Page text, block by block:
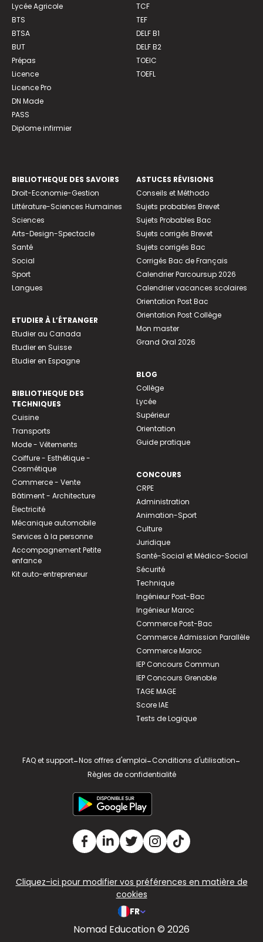
Lycée Agricole
BTS
BTSA
BUT
Prépas
Licence
Licence Pro
DN Made
PASS
Diplome infirmier
TCF
TEF
DELF B1
DELF B2
TOEIC
TOEFL
BIBLIOTHEQUE DES SAVOIRS
Droit-Economie-Gestion
Littérature-Sciences Humaines
Sciences
Arts-Design-Spectacle
Santé
Social
Sport
Langues
ETUDIER À L’ÉTRANGER
Etudier au Canada
Etudier en Suisse
Etudier en Espagne
BIBLIOTHEQUE DES
TECHNIQUES
Cuisine
Transports
Mode - Vêtements
Coiffure - Esthétique -
Cosmétique
Commerce - Vente
Bâtiment - Architecture
Électricité
Mécanique automobile
Services à la personne
Accompagnement Petite
enfance
Kit auto-entrepreneur
ASTUCES RÉVISIONS
Conseils et Méthodo
Sujets probables Brevet
Sujets Probables Bac
Sujets corrigés Brevet
Sujets corrigés Bac
Corrigés Bac de Français
Calendrier Parcoursup 2026
Calendrier vacances scolaires
Orientation Post Bac
Orientation Post Collège
Mon master
Grand Oral 2026
BLOG
Collège
Lycée
Supérieur
Orientation
Guide pratique
CONCOURS
CRPE
Administration
Animation-Sport
Culture
Juridique
Santé-Social et Médico-Social
Sécurité
Technique
Ingénieur Post-Bac
Ingénieur Maroc
Commerce Post-Bac
Commerce Admission Parallèle
Commerce Maroc
IEP Concours Commun
IEP Concours Grenoble
TAGE MAGE
Score IAE
Tests de Logique
FAQ et support-Nos offres d'emploi-Conditions d'utilisation-
Règles de confidentialité
Cliquez-ici pour modifier vos préférences en matière de
cookies
FR
Nomad Education © 2026